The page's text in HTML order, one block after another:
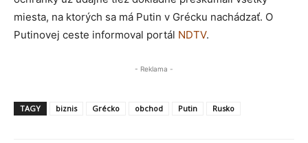
miesta, na ktorých sa má Putin v Grécku nachádzať. O
Putinovej ceste informoval portál NDTV.
- Reklama -
TAGY biznis Grécko obchod Putin Rusko